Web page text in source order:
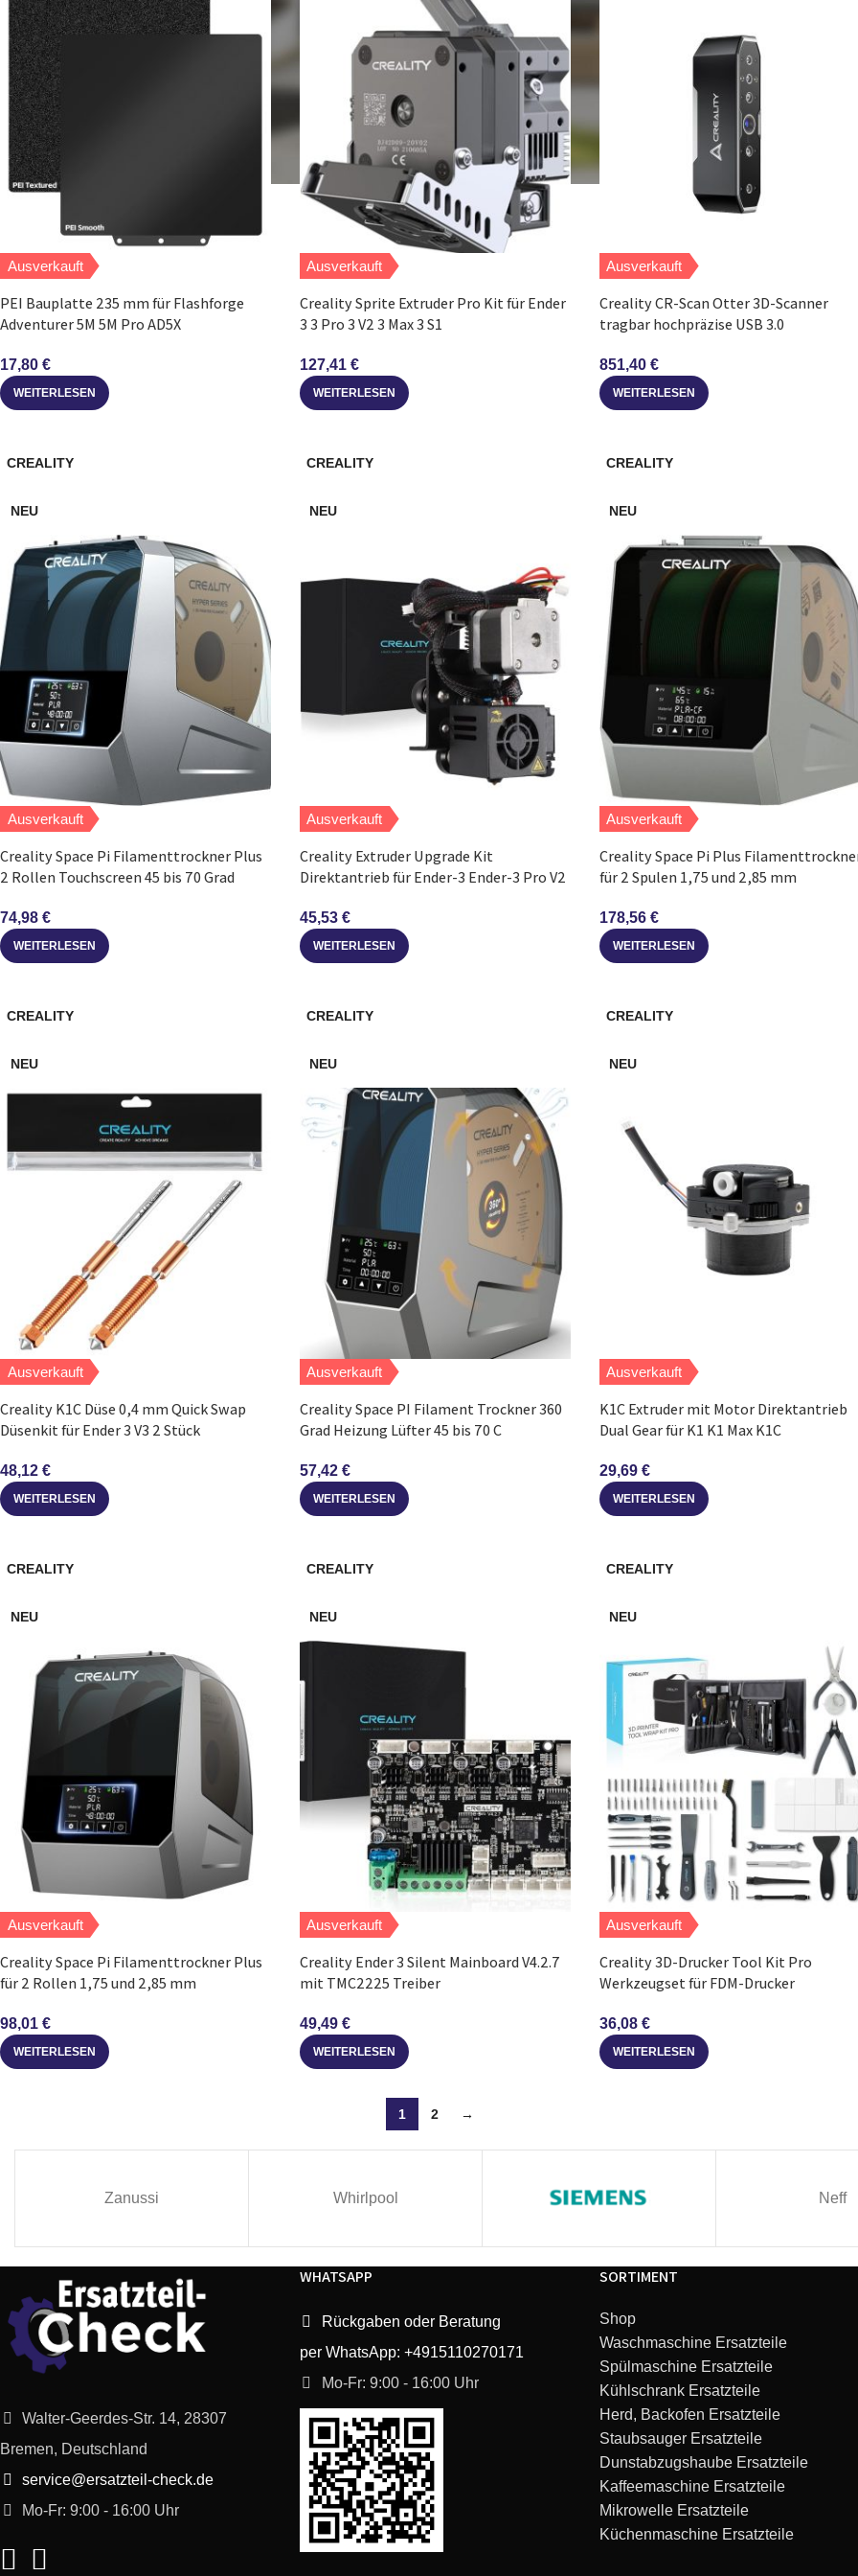
Ausverkauft
PEI Bauplatte 235 mm für Flashforge
Adventurer 5M 5M Pro AD5X
17,80 €
WEITERLESEN
Ausverkauft
Creality Sprite Extruder Pro Kit für Ender
3 3 Pro 3 V2 3 Max 3 S1
127,41 €
WEITERLESEN
Ausverkauft
Creality CR-Scan Otter 3D-Scanner
tragbar hochpräzise USB 3.0
851,40 €
WEITERLESEN
CREALITY
NEU
Ausverkauft
Creality Space Pi Filamenttrockner Plus
2 Rollen Touchscreen 45 bis 70 Grad
74,98 €
WEITERLESEN
CREALITY
NEU
Ausverkauft
Creality Extruder Upgrade Kit
Direktantrieb für Ender-3 Ender-3 Pro V2
45,53 €
WEITERLESEN
CREALITY
NEU
Ausverkauft
Creality Space Pi Plus
für 2 Spulen 1,75 und 2,85 mm
178,56 €
WEITERLESEN
CREALITY
NEU
Ausverkauft
Creality K1C Düse 0,4 mm Quick Swap
Düsenkit für Ender 3 V3 2 Stück
48,12 €
WEITERLESEN
CREALITY
NEU
Ausverkauft
Creality Space PI Filament Trockner 360
Grad Heizung Lüfter 45 bis 70 C
57,42 €
WEITERLESEN
CREALITY
NEU
Ausverkauft
K1C Extruder mit Motor Direktantrieb
Dual Gear für K1 K1 Max K1C
29,69 €
WEITERLESEN
CREALITY
NEU
Ausverkauft
Creality Space Pi Filamenttrockner Plus
für 2 Rollen 1,75 und 2,85 mm
98,01 €
WEITERLESEN
CREALITY
NEU
Ausverkauft
Creality Ender 3 Silent Mainboard V4.2.7
mit TMC2225 Treiber
49,49 €
WEITERLESEN
CREALITY
NEU
Ausverkauft
Creality 3D-Drucker Tool Kit Pro
Werkzeugset für FDM-Drucker
36,08 €
WEITERLESEN
1 2 →
Zanussi Whirlpool Neff
Walter-Geerdes-Str. 14, 28307
Bremen, Deutschland
service@ersatzteil-check.de
Mo-Fr: 9:00 - 16:00 Uhr
WHATSAPP
Rückgaben oder Beratung
per WhatsApp: +4915110270171
Mo-Fr: 9:00 - 16:00 Uhr
SORTIMENT
Shop
Waschmaschine Ersatzteile
Spülmaschine Ersatzteile
Kühlschrank Ersatzteile
Herd, Backofen Ersatzteile
Staubsauger Ersatzteile
Dunstabzugshaube Ersatzteile
Kaffeemaschine Ersatzteile
Mikrowelle Ersatzteile
Küchenmaschine Ersatzteile